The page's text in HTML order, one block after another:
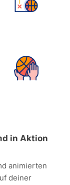
in Aktion
animierten
deiner